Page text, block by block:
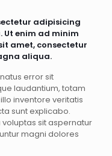
adipisicing
Ut enim ad minim
amet, consectetur
aliqua.
error sit
laudantium, totam
inventore veritatis
sunt explicabo.
sit aspernatur
magni dolores